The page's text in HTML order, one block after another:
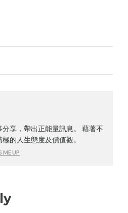
享，帶出正能量訊息。 藉著不
的人生態度及價值觀。
ME UP